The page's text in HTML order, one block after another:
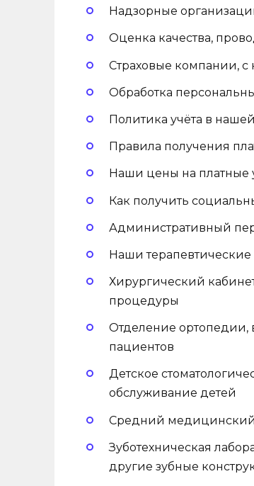
Надзорные
Оценка качества,
Страховые компании,
Обработка
Политика учёта в
Правила получения
Наши цены на платные
Как получить
Административный
Наши терапевтические
Хирургический
процедуры
Отделение ортопедии,
пациентов
Детское
обслуживание детей
Средний
Зуботехническая
другие зубные